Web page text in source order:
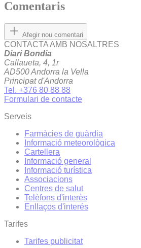
Comentaris
Afegir nou comentari
CONTACTA AMB NOSALTRES
Diari Bondia
Callaueta, 4, 1r
AD500 Andorra la Vella
Principat d'Andorra
Tel. +376 80 88 88
Formulari de contacte
Serveis
Farmàcies de guàrdia
Informació meteorològica
Cartellera
Informació general
Informació turística
Associacions
Centres de salut
Telèfons d'interès
Enllaços d'interés
Tarifes
Tarifes publicitat